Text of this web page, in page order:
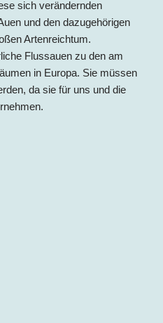
sich verändernden
und den dazugehörigen
Artenreichtum.
Flussauen zu den am
in Europa. Sie müssen
da sie für uns und die